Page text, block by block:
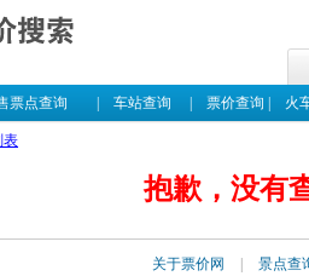
票点查询 车站查询 票价查询 火
表
抱歉，没有
关于票价网 景点查